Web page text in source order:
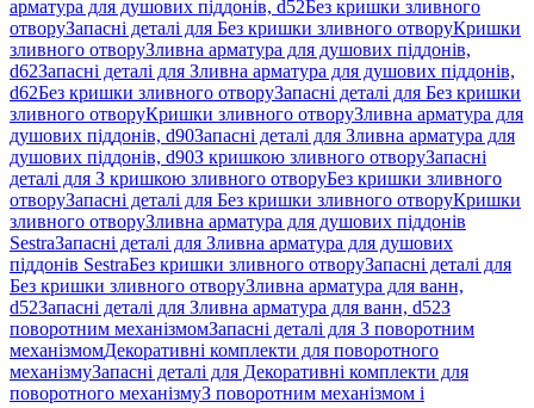
арматура для душових піддонів, d52Без кришки зливного
отворуЗапасні деталі для Без кришки зливного отворуКришки
зливного отворуЗливна арматура для душових піддонів,
d62Запасні деталі для Зливна арматура для душових піддонів,
d62Без кришки зливного отворуЗапасні деталі для Без кришки
зливного отворуКришки зливного отворуЗливна арматура для
душових піддонів, d90Запасні деталі для Зливна арматура для
душових піддонів, d90З кришкою зливного отворуЗапасні
деталі для З кришкою зливного отворуБез кришки зливного
отворуЗапасні деталі для Без кришки зливного отворуКришки
зливного отворуЗливна арматура для душових піддонів
SestraЗапасні деталі для Зливна арматура для душових
піддонів SestraБез кришки зливного отворуЗапасні деталі для
Без кришки зливного отворуЗливна арматура для ванн,
d52Запасні деталі для Зливна арматура для ванн, d52З
поворотним механізмомЗапасні деталі для З поворотним
механізмомДекоративні комплекти для поворотного
механізмуЗапасні деталі для Декоративні комплекти для
поворотного механізмуЗ поворотним механізмом і